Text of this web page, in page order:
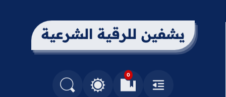
يشفين للرقية الشرعية
القائمة
0
العلامات المرجعيةالتغيير بين الوضع النهاري والداكن
البحث في المدونة